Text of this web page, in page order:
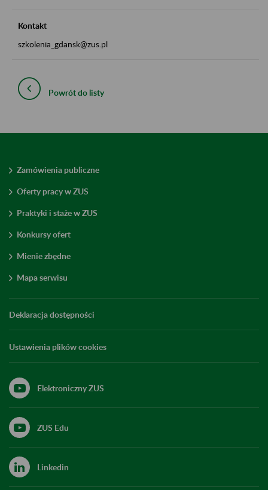
Kontakt
szkolenia_gdansk@zus.pl
Powrót do listy
Zamówienia publiczne
Oferty pracy w ZUS
Praktyki i staże w ZUS
Konkursy ofert
Mienie zbędne
Mapa serwisu
Deklaracja dostępności
Ustawienia plików cookies
Elektroniczny ZUS
ZUS Edu
Linkedin